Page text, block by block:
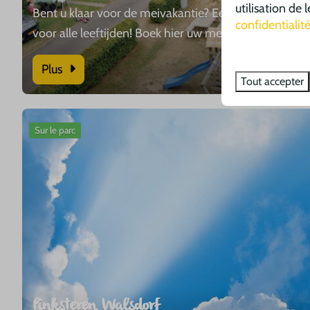
Bent u klaar voor de meivakantie? Een heerlijke
voor alle leeftijden! Boek hier uw meivakantie.
Plus
Sur le parc
utilisation de
confidentialité
Tout accepter